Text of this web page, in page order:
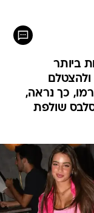
ביותר
ולהצטלם
כך נראה,
שולפת